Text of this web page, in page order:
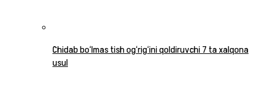
Chidab bo‘lmas tish og‘rig‘ini qoldiruvchi 7 ta xalqona
usul